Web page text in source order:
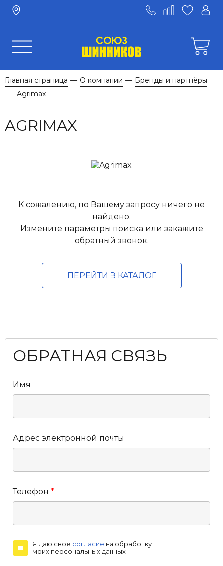
Главная страница — О компании — Бренды и партнёры
— Agrimax
AGRIMAX
К сожалению, по Вашему запросу ничего не
найдено.
Измените параметры поиска или закажите
обратный звонок.
ПЕРЕЙТИ В КАТАЛОГ
ОБРАТНАЯ СВЯЗЬ
Имя
Адрес электронной почты
Телефон *
Я даю свое согласие на обработку
моих персональных данных